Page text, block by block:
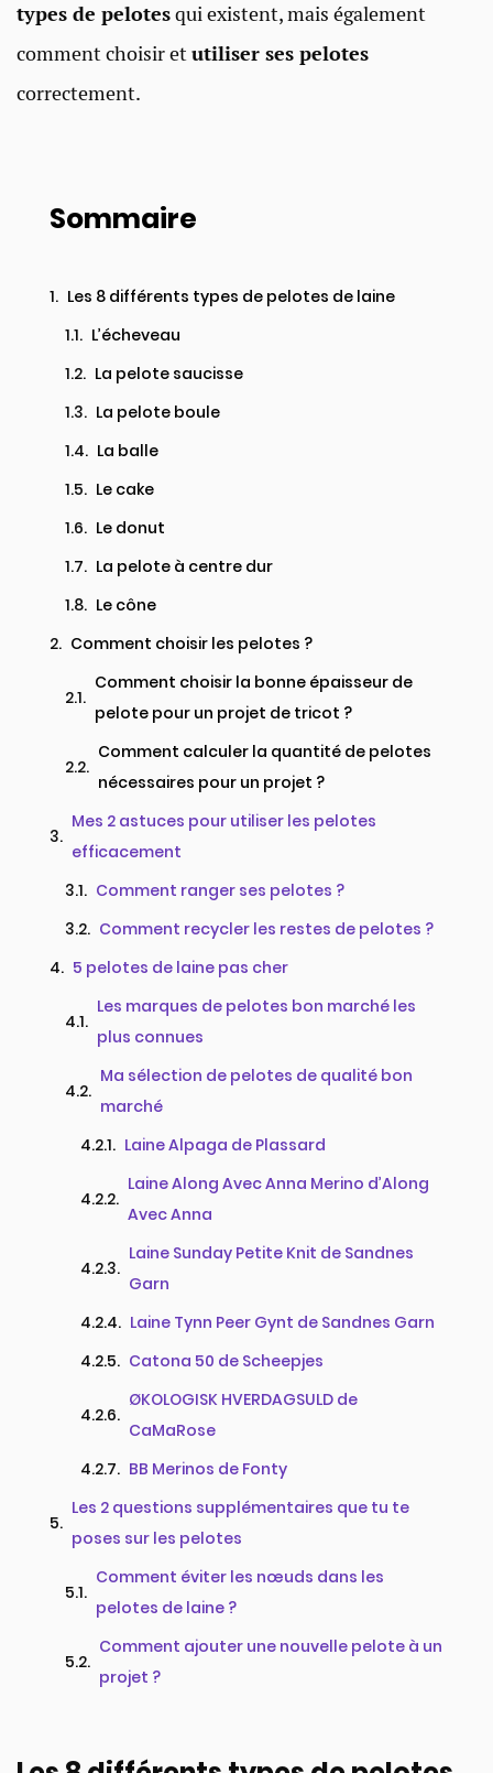
types de pelotesqui existent, mais également
comment choisir etutiliser ses pelotes
correctement.
Sommaire
Les 8 différents types de pelotes de laine
L’écheveau​
La pelote saucisse​
La pelote boule
La balle​
Le cake​
Le donut​
La pelote à centre dur​
Le cône​
Comment choisir les pelotes ?​
Comment choisir la bonne épaisseur de
pelote pour un projet de tricot ?​
Comment calculer la quantité de pelotes
nécessaires pour un projet ?
Mes 2 astuces pour utiliser les pelotes
efficacement
Comment ranger ses pelotes ?​
Comment recycler les restes de pelotes ?​
5 pelotes de laine pas cher
Les marques de pelotes bon marché les
plus connues​
Ma sélection de pelotes de qualité bon
marché​
Laine Alpaga de Plassard
Laine Along Avec Anna Merino d’Along
Avec Anna
Laine Sunday Petite Knit de Sandnes
Garn
Laine Tynn Peer Gynt de Sandnes Garn
Catona 50 de Scheepjes
ØKOLOGISK HVERDAGSULD de
CaMaRose
BB Merinos de Fonty
Les 2 questions supplémentaires que tu te
poses sur les pelotes
Comment éviter les nœuds dans les
pelotes de laine ?​​
Comment ajouter une nouvelle pelote à un
projet ?​